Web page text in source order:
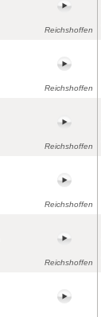
Reichshoffen
Reichshoffen
Reichshoffen
Reichshoffen
Reichshoffen